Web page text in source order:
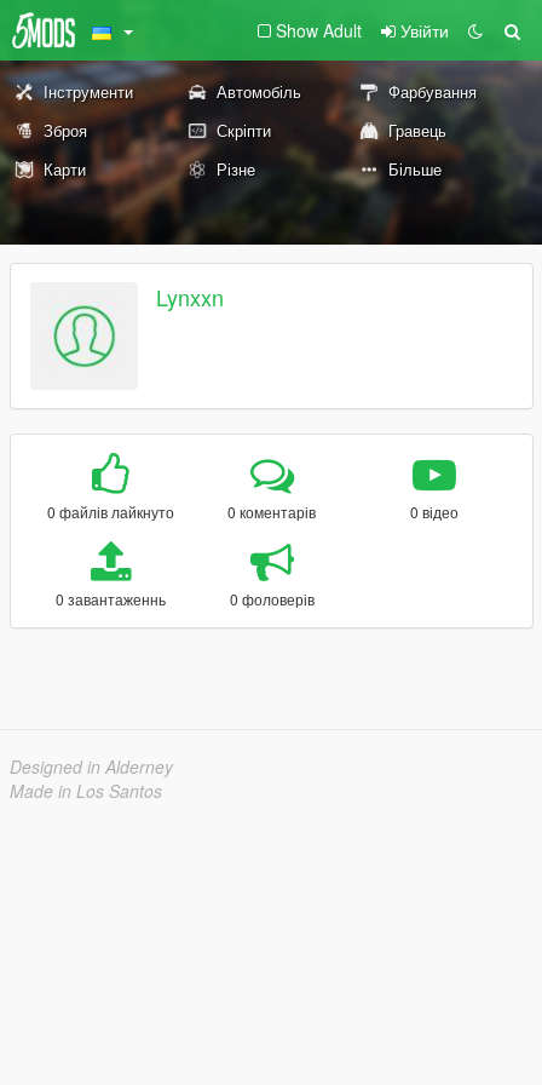
Show Adult Увійти
Інструменти Автомобіль
Фарбування
Зброя
Скріпти
Гравець
Карти
Різне Більше
Lynxxn
0 файлів лайкнуто 0 коментарів 0 відео
0 завантаженнь 0 фоловерів
Designed in Alderney
Made in Los Santos